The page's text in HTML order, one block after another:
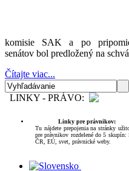
komisie SAK a po
senátov bol predložený na
Čítajte viac...
LINKY - PRÁVO:
Linky pre právnikov:
Tu nájdete prepojenia na stránky
pre právnikov rozdelené do 5 skupín:
ČR, EÚ, svet, právnické weby.